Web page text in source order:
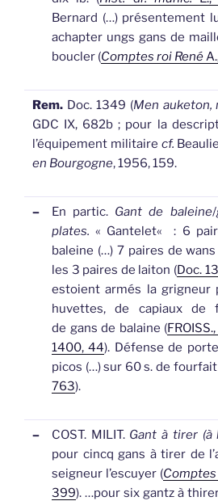
Bernard (…) présentement
achapter ungs gans de
boucler (Comptes roi René
Rem. Doc. 1349 (Men auketon,
GDC IX, 682b ; pour la
l’équipement militaire cf.
en Bourgogne, 1956, 159.
– En partic. Gant de baleine/
plates. « Gantelet« : 6
baleine (…) 7 paires dewans
les 3 paires de laiton (Doc.
estoient armés la grigneur
huvettes, de capiaux de
de gans de balaine (FROISS.,
1400, 44). Défense de
picos (…) sur 60 s. de fourfait
763).
– COST. MILIT. Gant à tirer (à
pour cincqgans à tirer de
seigneur l’escuyer (
399). …pour six gantzà